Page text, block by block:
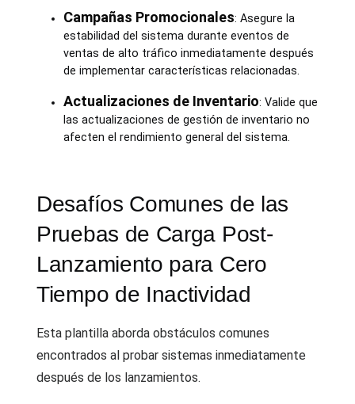
Campañas Promocionales: Asegure la
estabilidad del sistema durante eventos de
ventas de alto tráfico inmediatamente después
de implementar características relacionadas.
Actualizaciones de Inventario: Valide que
las actualizaciones de gestión de inventario no
afecten el rendimiento general del sistema.
Desafíos Comunes de las
Pruebas de Carga Post-
Lanzamiento para Cero
Tiempo de Inactividad
Esta plantilla aborda obstáculos comunes
encontrados al probar sistemas inmediatamente
después de los lanzamientos.